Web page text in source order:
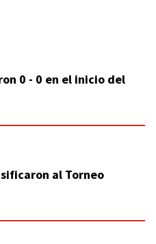
0 - 0 en el inicio del
al Torneo